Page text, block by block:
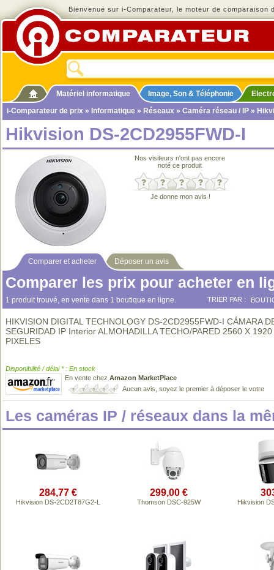
Bienvenue sur i-Comparateur, le moteur de comparaison
Matériel informatique Image, Son & Téléphonie
i-Comparateur de prix » Informatique » Réseaux » Caméra réseau / IP »
Hikvision DS-2CD2955FWD-I
Nos visiteurs n'ont pas encore
noté ce produit
Je donne mon avis !
Comparer et acheter Déposer un avis
Comparer les prix pour acheter en
1 produit trouvé, en vente dans 1 boutique en ligne. TRIER PAR :
HIKVISION DIGITAL TECHNOLOGY DS-2CD2955FWD-I CÁMARA
SEGURIDAD IP Interior ALMOHADILLA TECHO/PARED 2560 X 1920
PIXELES
Disponibilité / délai * : En stock
En vente chez Amazon MarketPlace
Aucun avis, soyez le premier à déposer le votre
Les caméras IP / réseaux dans la
284,77 €
Hikvision DS-2CD2T87G2-L
299,00 €
Thomson DSC-925W
Hikvision